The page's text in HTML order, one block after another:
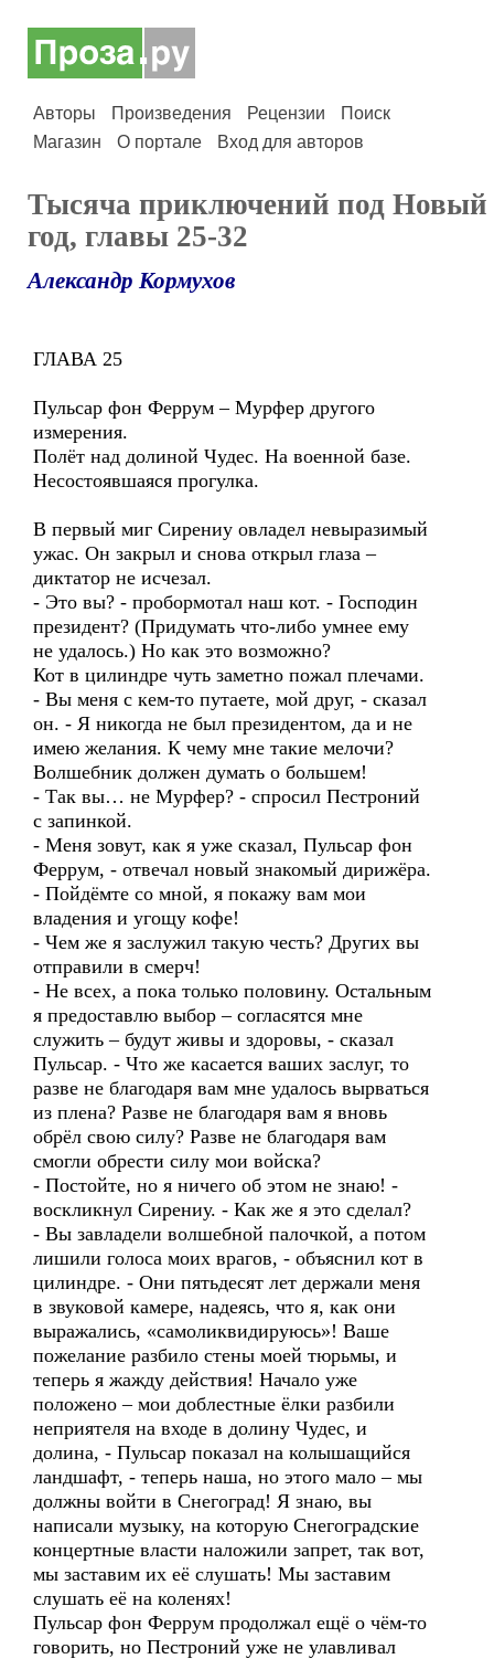
Авторы Произведения Рецензии
Поиск
Магазин
О портале Вход для авторов
Тысяча приключений под Новый
год, главы 25-32
Александр Кормухов
ГЛАВА 25
Пульсар фон Феррум – Мурфер другого
измерения.
Полёт над долиной Чудес. На военной базе.
Несостоявшаяся прогулка.
В первый миг Сирениу овладел невыразимый
ужас. Он закрыл и снова открыл глаза –
диктатор не исчезал.
- Это вы? - пробормотал наш кот. - Господин
президент? (Придумать что-либо умнее ему
не удалось.) Но как это возможно?
Кот в цилиндре чуть заметно пожал плечами.
- Вы меня с кем-то путаете, мой друг, - сказал
он. - Я никогда не был президентом, да и не
имею желания. К чему мне такие мелочи?
Волшебник должен думать о большем!
- Так вы… не Мурфер? - спросил Пестроний
с запинкой.
- Меня зовут, как я уже сказал, Пульсар фон
Феррум, - отвечал новый знакомый дирижёра.
- Пойдёмте со мной, я покажу вам мои
владения и угощу кофе!
- Чем же я заслужил такую честь? Других вы
отправили в смерч!
- Не всех, а пока только половину. Остальным
я предоставлю выбор – согласятся мне
служить – будут живы и здоровы, - сказал
Пульсар. - Что же касается ваших заслуг, то
разве не благодаря вам мне удалось вырваться
из плена? Разве не благодаря вам я вновь
обрёл свою силу? Разве не благодаря вам
смогли обрести силу мои войска?
- Постойте, но я ничего об этом не знаю! -
воскликнул Сирениу. - Как же я это сделал?
- Вы завладели волшебной палочкой, а потом
лишили голоса моих врагов, - объяснил кот в
цилиндре. - Они пятьдесят лет держали меня
в звуковой камере, надеясь, что я, как они
выражались, «самоликвидируюсь»! Ваше
пожелание разбило стены моей тюрьмы, и
теперь я жажду действия! Начало уже
положено – мои доблестные ёлки разбили
неприятеля на входе в долину Чудес, и
долина, - Пульсар показал на колышащийся
ландшафт, - теперь наша, но этого мало – мы
должны войти в Снегоград! Я знаю, вы
написали музыку, на которую Снегоградские
концертные власти наложили запрет, так вот,
мы заставим их её слушать! Мы заставим
слушать её на коленях!
Пульсар фон Феррум продолжал ещё о чём-то
говорить, но Пестроний уже не улавливал